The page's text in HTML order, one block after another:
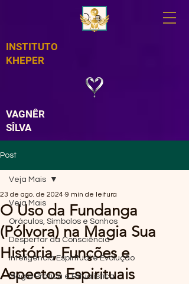
Busque o curso ou
INSTITUTO
KHEPER
VAGNÊR
SÎLVA
Post
Veja Mais
Oráculos, Símbolos e Sonhos
Despertar da Consciência
Inteligência Espiritual e Evolução
Magia Prática e Ritualística
Veja Mais
O Uso da Fundanga
(Pólvora) na Magia Sua
História, Funções e
Aspectos Espirituais
23 de ago. de 2024 9 min de leitura